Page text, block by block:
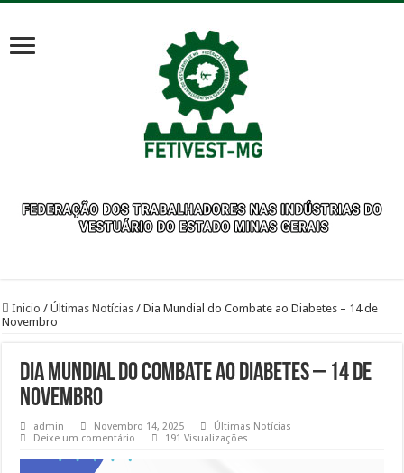
Inicio / Últimas Notícias / Dia Mundial do Combate ao Diabetes – 14 de
Novembro
Dia Mundial do Combate ao Diabetes – 14 de
Novembro
admin Novembro 14, 2025
Últimas Notícias
Deixe um comentário
191 Visualizações